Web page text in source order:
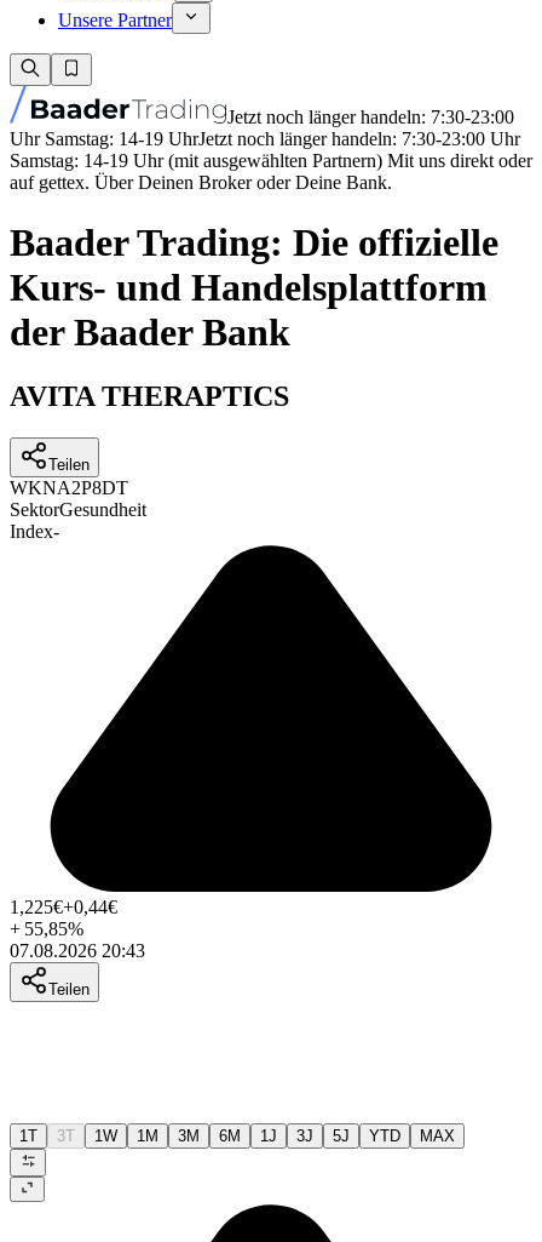
Unsere Partner
Jetzt noch länger handeln: 7:30-23:00
Uhr Samstag: 14-19 UhrJetzt noch länger handeln: 7:30-23:00 Uhr
Samstag: 14-19 Uhr (mit ausgewählten Partnern) Mit uns direkt oder
auf gettex. Über Deinen Broker oder Deine Bank.
Baader Trading: Die offizielle
Kurs- und Handelsplattform
der Baader Bank
AVITA THERAPTICS
Teilen
WKNA2P8DT
SektorGesundheit
Index-
1,225€+0,44€
+ 55,85%
07.08.2026 20:43
Teilen
1T 3T 1W 1M 3M 6M 1J 3J 5J YTD MAX